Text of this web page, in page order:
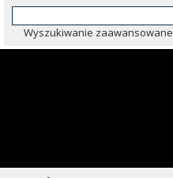
Wyszukiwanie zaawansowane